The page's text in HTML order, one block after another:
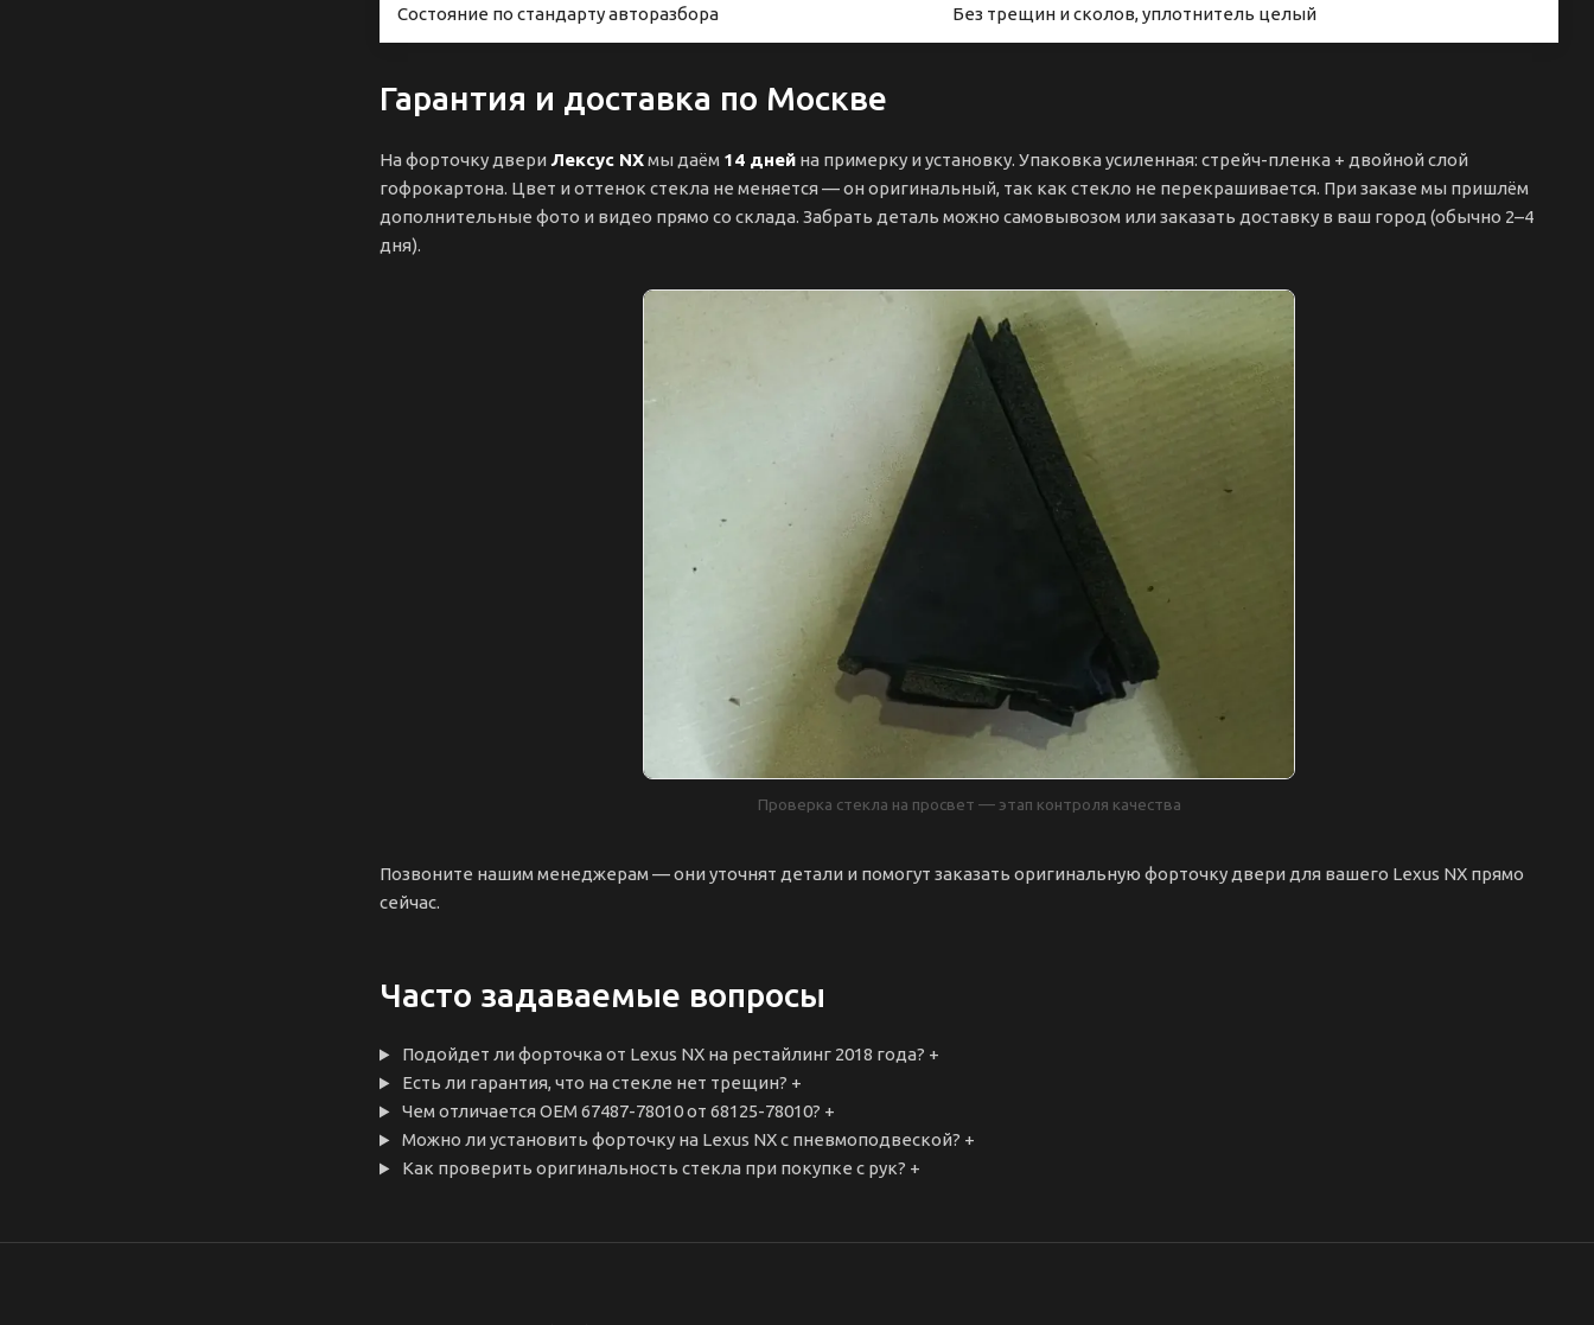
Состояние по стандарту авторазбора Без трещин и сколов, уплотнитель целый
Гарантия и доставка по Москве
На форточку двери Лексус NXмы даём 14 дней на примерку и установку. Упаковка усиленная: стрейч-пленка + двойной слой
гофрокартона. Цвет и оттенок стекла не меняется — он оригинальный, так как стекло не перекрашивается. При заказе мы пришлём
дополнительные фото и видео прямо со склада. Забрать деталь можно самовывозом или заказать доставку в ваш город (обычно 2–4
дня).
Проверка стекла на просвет — этап контроля качества
Позвоните нашим менеджерам — они уточнят детали и помогут заказать оригинальную форточку двери для вашего Lexus NX прямо
сейчас.
Часто задаваемые вопросы
Подойдет ли форточка от Lexus NX на рестайлинг 2018 года? +
Есть ли гарантия, что на стекле нет трещин? +
Чем отличается OEM 67487-78010 от 68125-78010? +
Можно ли установить форточку на Lexus NX с пневмоподвеской? +
Как проверить оригинальность стекла при покупке с рук? +